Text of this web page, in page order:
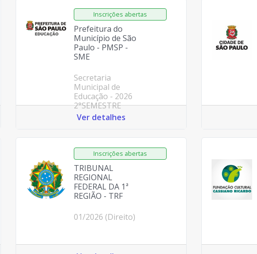
Prefeitura do
Município de São
Paulo - PMSP -
SME
Secretaria
Municipal de
Educação - 2026
2°SEMESTRE
Ver detalhes
TRIBUNAL
REGIONAL
FEDERAL DA 1ª
REGIÃO - TRF
01/2026 (Direito)